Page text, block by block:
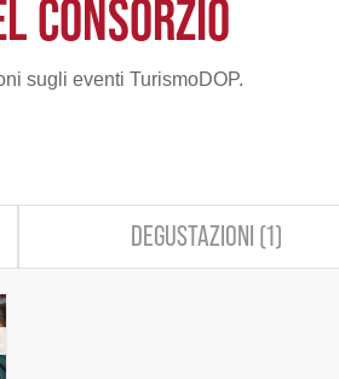
CONSORZIO
sugli eventi TurismoDOP.
DEGUSTAZIONI (1)